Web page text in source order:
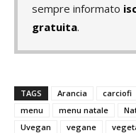
sempre informato
gratuita.
TAGS Arancia carciofi
menu
menu natale
Uvegan
vegane